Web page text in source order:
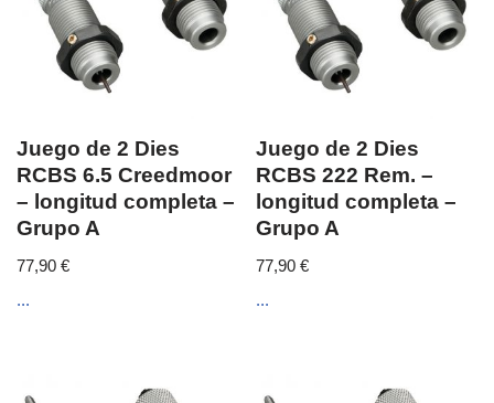
Juego de 2 Dies
RCBS 6.5 Creedmoor
– longitud completa –
Grupo A
77,90 €
...
Juego de 2 Dies
RCBS 222 Rem. –
longitud completa –
Grupo A
77,90€
...